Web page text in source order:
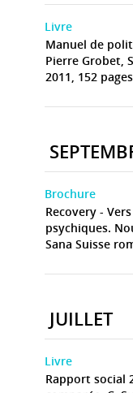
Livre
Manuel de
Pierre Grobet,
2011, 152
Brochure
Recovery -
psychiques.
Sana Suisse
JUILLET
Livre
Rapport social